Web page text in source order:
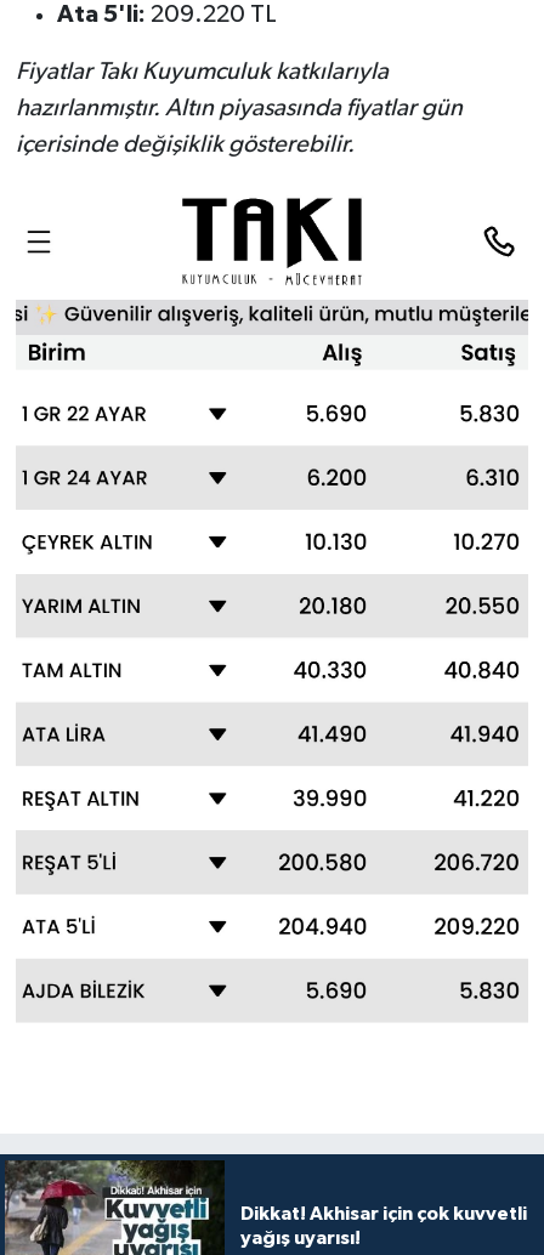
Ata 5'li: 209.220 TL
Fiyatlar Takı Kuyumculuk katkılarıyla
hazırlanmıştır. Altın piyasasında fiyatlar gün
içerisinde değişiklik gösterebilir.
Dikkat! Akhisar için çok kuvvetli
yağış uyarısı!